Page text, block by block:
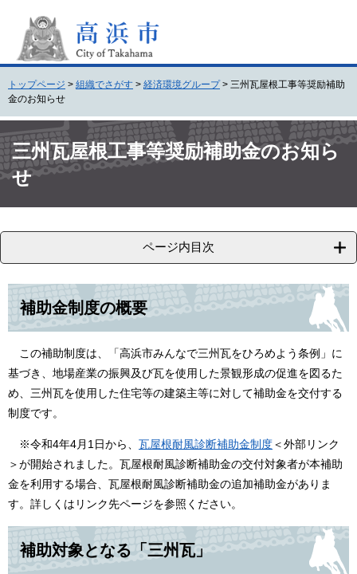
頭
。
飛
て
本
文
トップページ > 組織でさがす > 経済環境グループ > 三州瓦屋根工事等奨励補助
金のお知らせ
文三州瓦屋根工事等奨励補助金のお知ら
せ
ページ内目次
補助金制度の概要​
この補助制度は、「高浜市みんなで三州瓦をひろめよう条例」に
基づき、地場産業の振興及び瓦を使用した景観形成の促進を図るた
め、三州瓦を使用した住宅等の建築主等に対して補助金を交付する
制度です。
※令和4年4月1日から、 瓦屋根耐風診断補助金制度＜外部リンク
＞が開始されました。瓦屋根耐風診断補助金の交付対象者が本補助
金を利用する場合、瓦屋根耐風診断補助金の追加補助金がありま
す。詳しくはリンク先ページを参照ください。
補助対象となる「三州瓦」